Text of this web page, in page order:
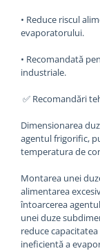
• Reduce riscul
evaporatorului.
• Recomandată
industriale.
✅ Recomandări
Dimensionarea
agentul frigorific,
temperatura de
Montarea unei
alimentarea
întoarcerea
unei duze
reduce
ineficientă a